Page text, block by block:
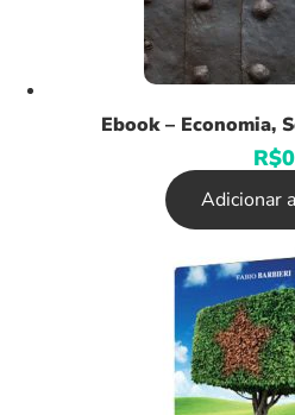
Ebook – Economia,
R$
Adicionar